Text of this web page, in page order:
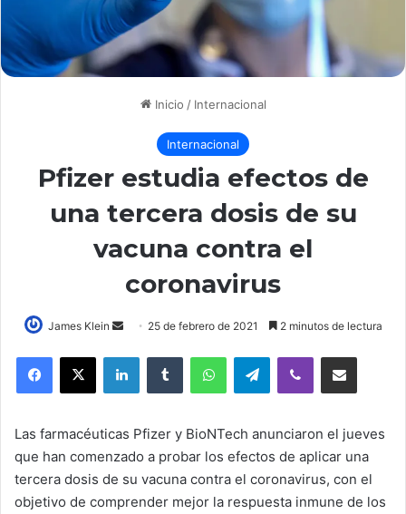
Inicio / Internacional
Internacional
Pfizer estudia efectos de
una tercera dosis de su
vacuna contra el
coronavirus
James Klein
Send 25 de febrero de 2021 2 minutos de lectura
LinkedInTumblr WhatsAppTelegramViber Compartir por correo
Las farmacéuticas Pfizer y BioNTech anunciaron el jueves
que han comenzado a probar los efectos de aplicar una
tercera dosis de su vacuna contra el coronavirus, con el
objetivo de comprender mejor la respuesta inmune de los